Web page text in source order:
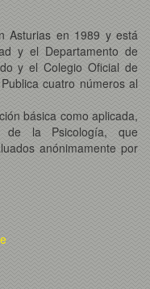
Asturias en 1989 y está
y el Departamento de
y el Colegio Oficial de
cuatro números al
básica como aplicada,
de la Psicología, que
anónimamente por